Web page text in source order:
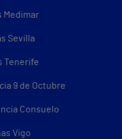
Medimar
Sevilla
Tenerife
9 de Octubre
Consuelo
Vigo